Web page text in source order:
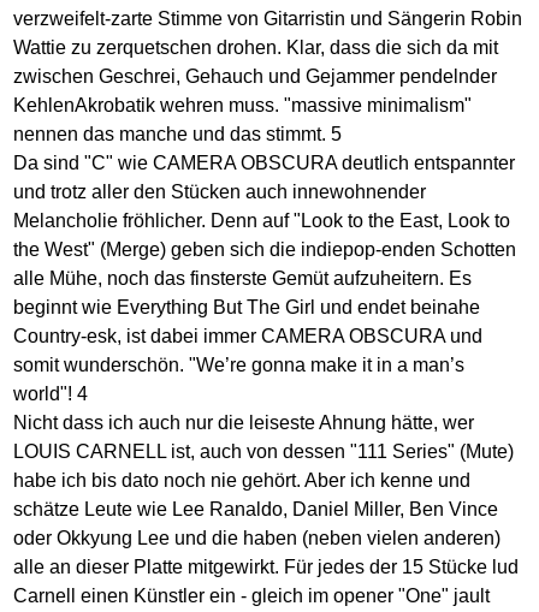
verzweifelt-zarte Stimme von Gitarristin und Sängerin Robin
Wattie zu zerquetschen drohen. Klar, dass die sich da mit
zwischen Geschrei, Gehauch und Gejammer pendelnder
KehlenAkrobatik wehren muss. "massive minimalism"
nennen das manche und das stimmt. 5
Da sind "C" wie CAMERA OBSCURA deutlich entspannter
und trotz aller den Stücken auch innewohnender
Melancholie fröhlicher. Denn auf "Look to the East, Look to
the West" (Merge) geben sich die indiepop-enden Schotten
alle Mühe, noch das finsterste Gemüt aufzuheitern. Es
beginnt wie Everything But The Girl und endet beinahe
Country-esk, ist dabei immer CAMERA OBSCURA und
somit wunderschön. "We’re gonna make it in a man’s
world"! 4
Nicht dass ich auch nur die leiseste Ahnung hätte, wer
LOUIS CARNELL ist, auch von dessen "111 Series" (Mute)
habe ich bis dato noch nie gehört. Aber ich kenne und
schätze Leute wie Lee Ranaldo, Daniel Miller, Ben Vince
oder Okkyung Lee und die haben (neben vielen anderen)
alle an dieser Platte mitgewirkt. Für jedes der 15 Stücke lud
Carnell einen Künstler ein - gleich im opener "One" jault